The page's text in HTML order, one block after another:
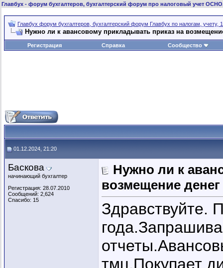
Главбух - форум бухгалтеров, бухгалтерский форум про налоговый учет
Главбух форум бухгалтеров, бухгалтерский форум Главбух по налогам, учету,
Нужно ли к авансовому прикладывать приказ на
Регистрация Справка Сообщество
01.12.2024, 21:20
Баскова
начинающий бухгалтер
Регистрация: 28.07.2010
Сообщений: 2,624
Спасибо: 15
Нужно ли к
возмещение денег
Здравствуйте.
тмц.Покупает